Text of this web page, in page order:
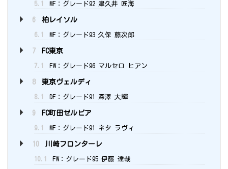
5.1 MF：グレード92 津久井 匠海
6 柏レイソル
6.1 MF：グレード93 久保 藤次郎
7 FC東京
7.1 FW：グレード96 マルセロ ヒアン
8 東京ヴェルディ
8.1 DF：グレード91 深澤 大輝
9 FC町田ゼルビア
9.1 MF：グレード91 ネタ ラヴィ
10 川崎フロンターレ
10.1 FW：グレード95 伊藤 達哉